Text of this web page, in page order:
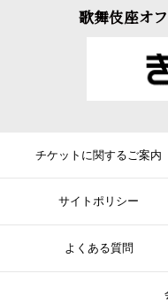
歌舞伎座オ
チケットに関するご案内
サイトポリシー
よくある質問